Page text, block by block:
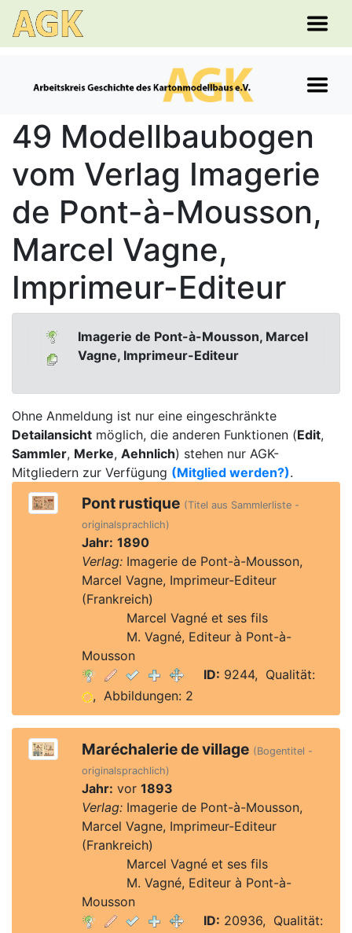
49 Modellbaubogen
vom Verlag Imagerie
de Pont-à-Mousson,
Marcel Vagne,
Imprimeur-Editeur
Imagerie de Pont-à-Mousson, Marcel
Vagne, Imprimeur-Editeur
Ohne Anmeldung ist nur eine eingeschränkte
Detailansicht möglich, die anderen Funktionen (Edit,
Sammler, Merke, Aehnlich) stehen nur AGK-
Mitgliedern zur Verfügung (Mitglied werden?).
Pont rustique (Titel aus Sammlerliste -
originalsprachlich)
Jahr: 1890
Verlag:Imagerie de Pont-à-Mousson,
Marcel Vagne, Imprimeur-Editeur
(Frankreich)
Marcel Vagné et ses fils
M. Vagné, Editeur à Pont-à-
Mousson
ID: 9244, Qualität:
, Abbildungen: 2
Maréchalerie de village (Bogentitel -
originalsprachlich)
Jahr: vor 1893
Verlag:Imagerie de Pont-à-Mousson,
Marcel Vagne, Imprimeur-Editeur
(Frankreich)
Marcel Vagné et ses fils
M. Vagné, Editeur à Pont-à-
Mousson
ID: 20936, Qualität: